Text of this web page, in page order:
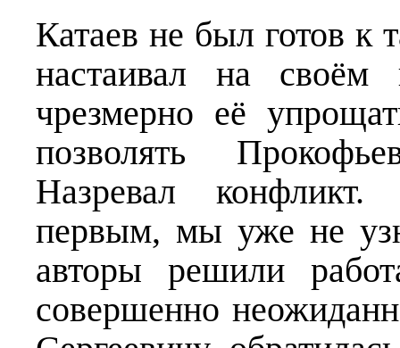
Катаев не был готов к
настаивал на
чрезмерно её
позволять
Назревал
первым, мы уже не
авторы решили
совершенно